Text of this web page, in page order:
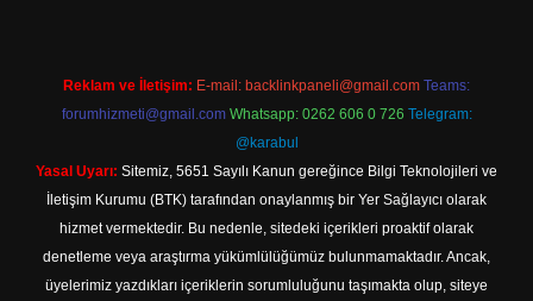
Reklam ve İletişim: E-mail: backlinkpaneli@gmail.com Teams:
forumhizmeti@gmail.com Whatsapp: 0262 606 0 726 Telegram:
@karabul
Yasal Uyarı: Sitemiz, 5651 Sayılı Kanun gereğince Bilgi Teknolojileri ve
İletişim Kurumu (BTK) tarafından onaylanmış bir Yer Sağlayıcı olarak
hizmet vermektedir. Bu nedenle, sitedeki içerikleri proaktif olarak
denetleme veya araştırma yükümlülüğümüz bulunmamaktadır. Ancak,
üyelerimiz yazdıkları içeriklerin sorumluluğunu taşımakta olup, siteye